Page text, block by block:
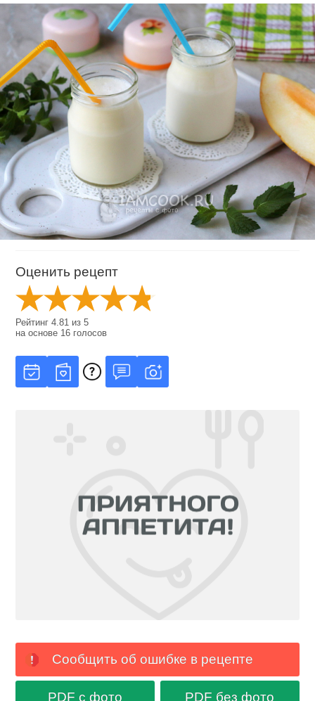
Оценить рецепт
Рейтинг4.81 из5
на основе 16 голосов
Сообщить об ошибке в рецепте
PDF с фото PDF без фото